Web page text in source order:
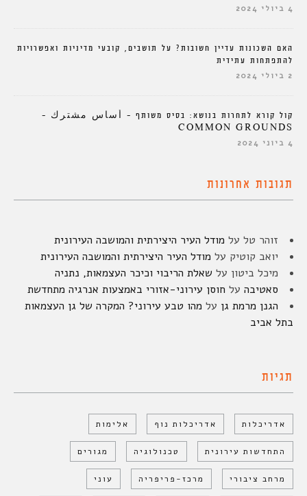
4 ביולי 2024
האם השכונות עדיין חשובות? על תושבים, קובעי מדיניות ואפשרויות
להתפתחות עתידית
2 ביולי 2024
קול קורא לתחרות בנושא: בסיס משותף – أساس مشترك –
COMMON GROUNDS
4 ביוני 2024
תגובות אחרונות
זוהר טל על מודל העיר היצירתית והמושבה העירונית
יואב קוטיק על מודל העיר היצירתית והמושבה העירונית
מיכל ביטון על שאלת הריבוי וכיכר העצמאות, נתניה
סאטיבה על חוסן עירוני-אזורי באמצעות אנרגיה מתחדשת
הגנן מרמת גן על מהו טבע עירוני? המקרה של גן העצמאות
בתל אביב
תגיות
אדריכלות אדריכלות נוף אלימות
התחדשות עירונית טכנולוגיה מגורים
מרחב ציבורי מרכז-פריפריה עוני